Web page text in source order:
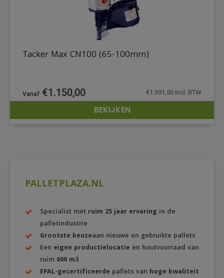
PALLETPLAZA.NL
Specialist met ruim 25 jaar ervaring in de
palletindustrie
Grootste keuzeaan nieuwe en gebruikte pallets
Een eigen productielocatie en houtvoorraad van
ruim 600 m3
EPAL-gecertificeerde pallets van hoge kwaliteit
DETAILS
Tacker Max CN100 (65-100mm)
€1.150,00 €1.391,50 incl. BTW
BEKIJKEN